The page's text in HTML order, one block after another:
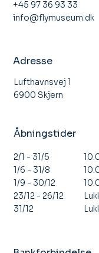
Åbningstider
2/1 - 31/5
1/6 - 31/8
1/9 - 30/12
23/12 - 26/12
31/12
Adresse
Lufthavnsvej 1
6900 Skjern
+45 97 36 93 33
info@flymuseum.dk